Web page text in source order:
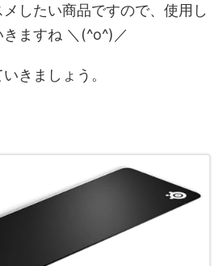
したい商品ですので、使用し
ますね ＼(^o^)／
きましょう。